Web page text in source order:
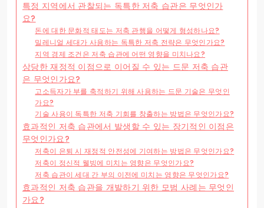
특정 지역에서 관찰되는 독특한 저축 습관은 무엇인가
요?
돈에 대한 문화적 태도는 저축 관행을 어떻게 형성하나요?
밀레니얼 세대가 사용하는 독특한 저축 전략은 무엇인가요?
지역 경제 조건은 저축 습관에 어떤 영향을 미치나요?
상당한 재정적 이점으로 이어질 수 있는 드문 저축 습관
은 무엇인가요?
고소득자가 부를 축적하기 위해 사용하는 드문 기술은 무엇인
가요?
기술 사용이 독특한 저축 기회를 창출하는 방법은 무엇인가요?
효과적인 저축 습관에서 발생할 수 있는 장기적인 이점은
무엇인가요?
저축이 은퇴 시 재정적 안전성에 기여하는 방법은 무엇인가요?
저축이 정신적 웰빙에 미치는 영향은 무엇인가요?
저축 습관이 세대 간 부의 이전에 미치는 영향은 무엇인가요?
효과적인 저축 습관을 개발하기 위한 모범 사례는 무엇인
가요?